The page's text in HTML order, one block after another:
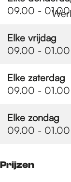
09.00 -
Elke vrijdag
09.00 -
Elke zaterdag
09.00 -
Elke zondag
09.00 -
Prijzen